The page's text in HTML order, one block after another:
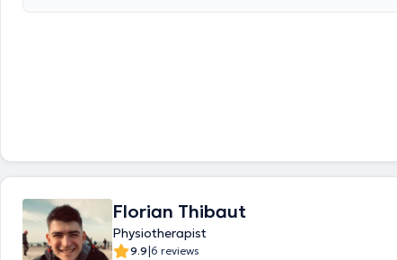
Florian Thibaut
Physiotherapist
9.9|6 reviews